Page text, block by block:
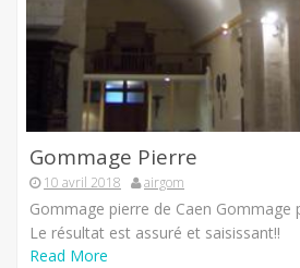
Gommage Pierre
10 avril 2018 airgom
Gommage pierre de Caen Gommage
Le résultat est assuré et saisissant!!
Read More